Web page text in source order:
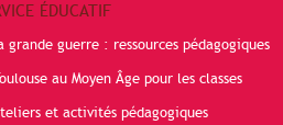
ÉDUCATIF
grande guerre : ressources pédagogiques
au Moyen Âge pour les classes
et activités pédagogiques